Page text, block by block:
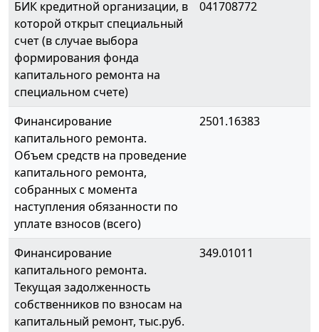
БИК кредитной организации, в
которой открыт специальный
счет (в случае выбора
формирования фонда
капитального ремонта на
специальном счете)
041708772
Финансирование
капитального ремонта.
Объем средств на проведение
капитального ремонта,
собранных с момента
наступления обязанности по
уплате взносов (всего)
2501.16383
Финансирование
капитального ремонта.
Текущая задолженность
собственников по взносам на
капитальный ремонт, тыс.руб.
349.01011